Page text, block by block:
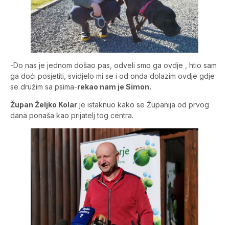
-Do nas je jednom došao pas, odveli smo ga ovdje , htio sam
ga doći posjetiti, svidjelo mi se i od onda dolazim ovdje gdje
se družim sa psima-rekao nam je Simon.
Župan Željko Kolar je istaknuo kako se Županija od prvog
dana ponaša kao prijatelj tog centra.